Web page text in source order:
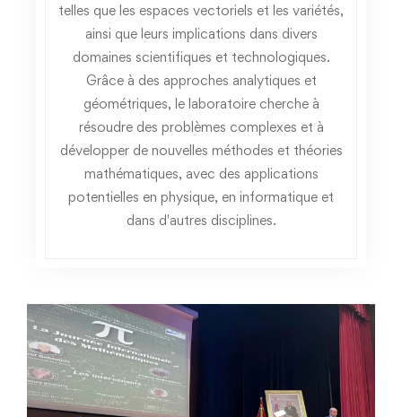
Restauration
Transport
Appels d’offres
Liens utiles
telles que les espaces vectoriels et les variétés,
ainsi que leurs implications dans divers
domaines scientifiques et technologiques.
Grâce à des approches analytiques et
géométriques, le laboratoire cherche à
résoudre des problèmes complexes et à
développer de nouvelles méthodes et théories
mathématiques, avec des applications
potentielles en physique, en informatique et
dans d'autres disciplines.